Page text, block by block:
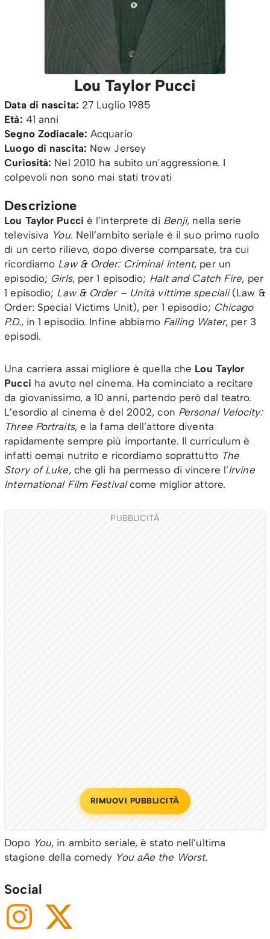
Lou Taylor Pucci
Data di nascita: 27 Luglio 1985
Età: 41 anni
Segno Zodiacale: Acquario
Luogo di nascita: New Jersey
Curiosità: Nel 2010 ha subito un'aggressione. I
colpevoli non sono mai stati trovati
Descrizione
Lou Taylor Pucci è l’interprete di Benji, nella serie
televisiva You. Nell’ambito seriale è il suo primo ruolo
di un certo rilievo, dopo diverse comparsate, tra cui
ricordiamo Law & Order: Criminal Intent, per un
episodio; Girls, per 1 episodio; Halt and Catch Fire, per
1 episodio; Law & Order – Unità vittime speciali(Law &
Order: Special Victims Unit), per 1 episodio; Chicago
P.D., in 1 episodio. Infine abbiamo Falling Water, per 3
episodi.
Una carriera assai migliore è quella che Lou Taylor
Pucci ha avuto nel cinema. Ha cominciato a recitare
da giovanissimo, a 10 anni, partendo però dal teatro.
L’esordio al cinema è del 2002, con Personal Velocity:
Three Portraits, e la fama dell’attore diventa
rapidamente sempre più importante. Il curriculum è
infatti oemai nutrito e ricordiamo soprattutto The
Story of Luke, che gli ha permesso di vincere l’Irvine
International Film Festivalcome miglior attore.
PUBBLICITÀ
RIMUOVI PUBBLICITÀ
Dopo You, in ambito seriale, è stato nell’ultima
stagione della comedy You aAe the Worst.
Social